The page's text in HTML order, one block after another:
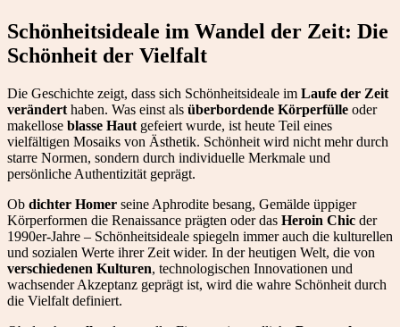
Schönheitsideale im Wandel der Zeit: Die
Schönheit der Vielfalt
Die Geschichte zeigt, dass sich Schönheitsideale im Laufe der Zeit
verändert haben. Was einst als überbordende Körperfülle oder
makellose blasse Haut gefeiert wurde, ist heute Teil eines
vielfältigen Mosaiks von Ästhetik. Schönheit wird nicht mehr durch
starre Normen, sondern durch individuelle Merkmale und
persönliche Authentizität geprägt.
Ob dichter Homer seine Aphrodite besang, Gemälde üppiger
Körperformen die Renaissance prägten oder das Heroin Chic der
1990er-Jahre – Schönheitsideale spiegeln immer auch die kulturellen
und sozialen Werte ihrer Zeit wider. In der heutigen Welt, die von
verschiedenen Kulturen, technologischen Innovationen und
wachsender Akzeptanz geprägt ist, wird die wahre Schönheit durch
die Vielfalt definiert.